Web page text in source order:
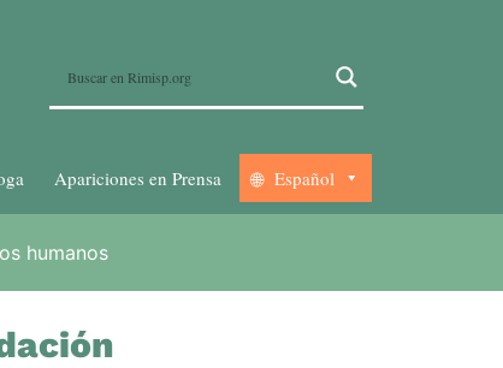
Apariciones en Prensa Español
humanos